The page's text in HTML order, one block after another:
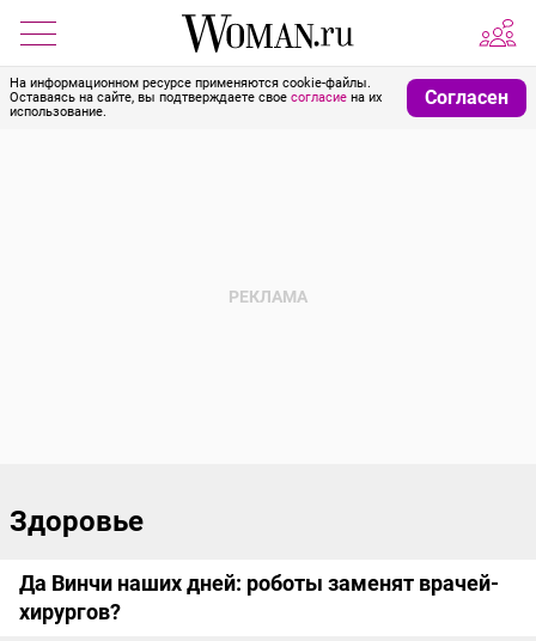
На информационном ресурсе применяются cookie-файлы.
Оставаясь на сайте, вы подтверждаете свое согласие на их
использование.
Согласен
Здоровье
Да Винчи наших дней: роботы заменят врачей-
хирургов?